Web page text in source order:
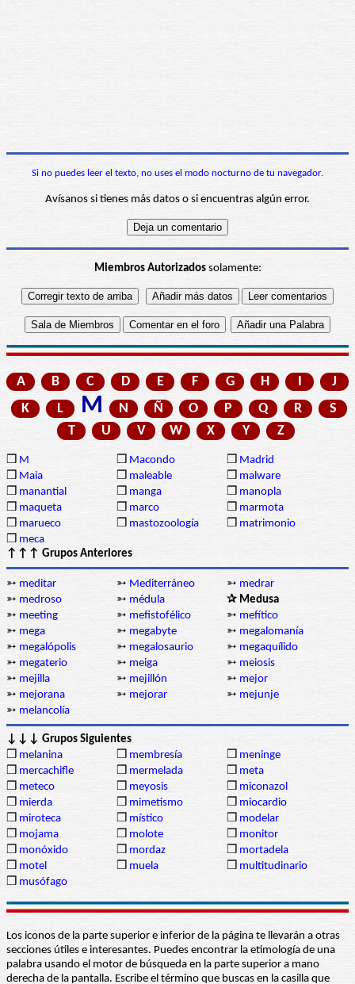
Si no puedes leer el texto, no uses el modo nocturno de tu navegador.
Avísanos si tienes más datos o si encuentras algún error.
Miembros Autorizadossolamente:
A B C D E F G H
J
K
L M N Ñ O P Q R
S
T
U V W X Y Z
❒ M ❒ Macondo ❒ Madrid
❒ Maia ❒ maleable ❒ malware
❒ manantial ❒ manga ❒ manopla
❒ maqueta ❒ marco ❒ marmota
❒ marueco ❒ mastozoología ❒ matrimonio
❒ meca
↑↑↑ Grupos Anteriores
➳ meditar ➳ Mediterráneo ➳ medrar
➳ medroso ➳ médula
✰ Medusa
➳ meeting ➳ mefistofélico ➳ mefítico
➳ mega ➳ megabyte ➳ megalomanía
➳ megalópolis ➳ megalosaurio ➳ megaquílido
➳ megaterio ➳ meiga ➳ meiosis
➳ mejilla ➳ mejillón ➳ mejor
➳ mejorana ➳ mejorar ➳ mejunje
➳ melancolía
↓↓↓ Grupos Siguientes
❒ melanina ❒ membresía ❒ meninge
❒ mercachifle ❒ mermelada ❒ meta
❒ meteco ❒ meyosis ❒ miconazol
❒ mierda ❒ mimetismo ❒ miocardio
❒ miroteca ❒ místico ❒ modelar
❒ mojama ❒ molote ❒ monitor
❒ monóxido ❒ mordaz ❒ mortadela
❒ motel ❒ muela ❒ multitudinario
❒ musófago
Los iconos de la parte superior e inferior de la página te llevarán a otras
secciones útiles e interesantes. Puedes encontrar la etimología de una
palabra usando el motor de búsqueda en la parte superior a mano
derecha de la pantalla. Escribe el término que buscas en la casilla que